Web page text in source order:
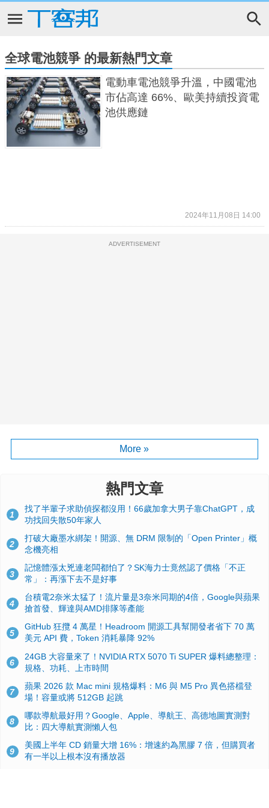
全球電池競爭 的最新熱門文章
電動車電池競爭升溫，中國電池
市佔高達 66%、歐美持續投資電
池供應鏈
2024年11月08日 14:00
ADVERTISEMENT
More »
熱門文章
1
找了半輩子求助偵探都沒用！66歲加拿大男子靠ChatGPT，成
功找回失散50年家人
2
打破大廠墨水綁架！開源、無 DRM 限制的「Open Printer」概
念機亮相
3
記憶體漲太兇連老闆都怕了？SK海力士竟然認了價格「不正
常」：再漲下去不是好事
4
台積電2奈米太猛了！流片量是3奈米同期的4倍，Google與蘋果
搶首發、輝達與AMD排隊等產能
5
GitHub 狂攬 4 萬星！Headroom 開源工具幫開發者省下 70 萬
美元 API 費，Token 消耗暴降 92%
6
24GB 大容量來了！NVIDIA RTX 5070 Ti SUPER 爆料總整理：
規格、功耗、上市時間
7
蘋果 2026 款 Mac mini 規格爆料：M6 與 M5 Pro 異色搭檔登
場！容量或將 512GB 起跳
8
哪款導航最好用？Google、Apple、導航王、高德地圖實測對
比：四大導航實測懶人包
9
美國上半年 CD 銷量大增 16%：增速約為黑膠 7 倍，但購買者
有一半以上根本沒有播放器